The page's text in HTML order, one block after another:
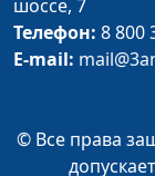
Последняя
Исаии
Проклятье
шоссе, 7
Телефон: 8 800
E-mail:
© Все права